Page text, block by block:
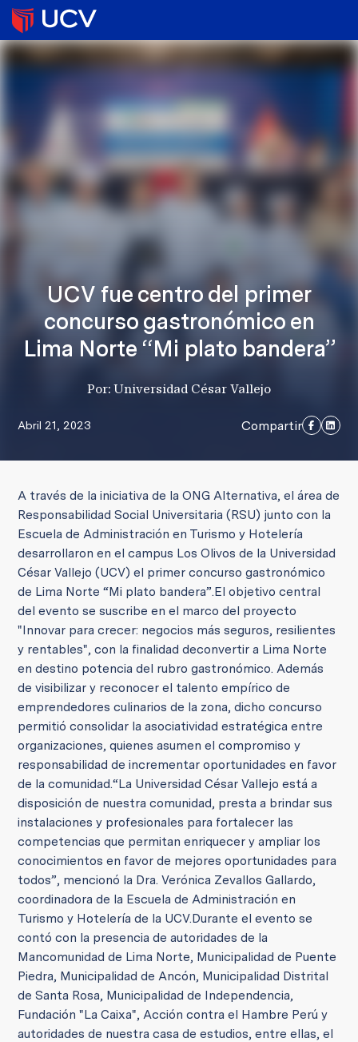
UCV fue centro del primer
concurso gastronómico en
Lima Norte “Mi plato bandera”
Por: Universidad César Vallejo
Abril 21, 2023 Compartir
A través de la iniciativa de la ONG Alternativa, el área de
Responsabilidad Social Universitaria (RSU) junto con la
Escuela de Administración en Turismo y Hotelería
desarrollaron en el campus Los Olivos de la Universidad
César Vallejo (UCV) el primer concurso gastronómico
de Lima Norte “Mi plato bandera”.El objetivo central
del evento se suscribe en el marcodel proyecto
"Innovar para crecer: negocios más seguros, resilientes
y rentables", con la finalidad deconvertir a Lima Norte
en destino potencia del rubro gastronómico.Además
de visibilizar y reconocer el talento empírico de
emprendedores culinarios de la zona, dicho concurso
permitió consolidar la asociatividad estratégica entre
organizaciones, quienes asumen el compromiso y
responsabilidad de incrementar oportunidades en favor
de la comunidad.“La Universidad César Vallejo está a
disposición de nuestra comunidad, presta a brindar sus
instalaciones y profesionales para fortalecer las
competencias que permitan enriquecer y ampliar los
conocimientos en favor de mejores oportunidades para
todos”, mencionó la Dra. Verónica Zevallos Gallardo,
coordinadora de la Escuela de Administración en
Turismo y Hotelería de la UCV.Durante el evento se
contó con la presencia de autoridades de la
Mancomunidad de Lima Norte, Municipalidad de Puente
Piedra, Municipalidad de Ancón, Municipalidad Distrital
de Santa Rosa, Municipalidad de Independencia,
Fundación "La Caixa", Acción contra el Hambre Perú y
autoridades de nuestra casa de estudios, entre ellas, el